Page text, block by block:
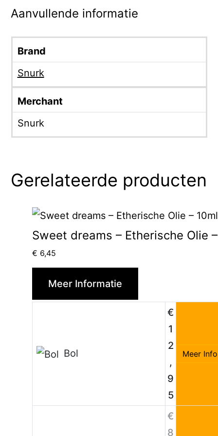
Aanvullende informatie
Brand
Snurk
Merchant
Snurk
Gerelateerde producten
Sweet dreams – Etherische Olie
€ 6,45
Meer Informatie
Bol
€
1
2
,
9
5
Meer
€
8